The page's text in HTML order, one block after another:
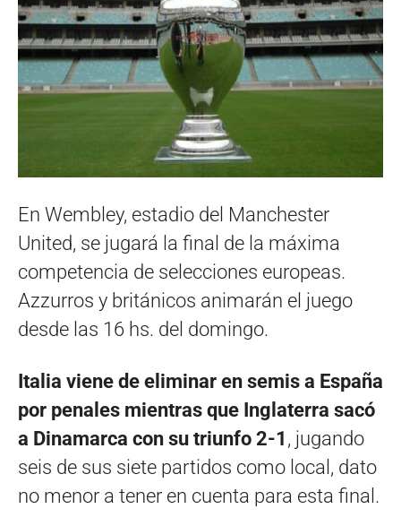
En Wembley, estadio del Manchester
United, se jugará la final de la máxima
competencia de selecciones europeas.
Azzurros y británicos animarán el juego
desde las 16 hs. del domingo.
Italia viene de eliminar en semis a España
por penales mientras que Inglaterra sacó
a Dinamarca con su triunfo 2-1 , jugando
seis de sus siete partidos como local, dato
no menor a tener en cuenta para esta final.